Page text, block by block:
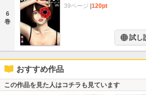
6
巻
39ページ 120pt
試し
おすすめ作品
この作品を見た人はコチラも見ています